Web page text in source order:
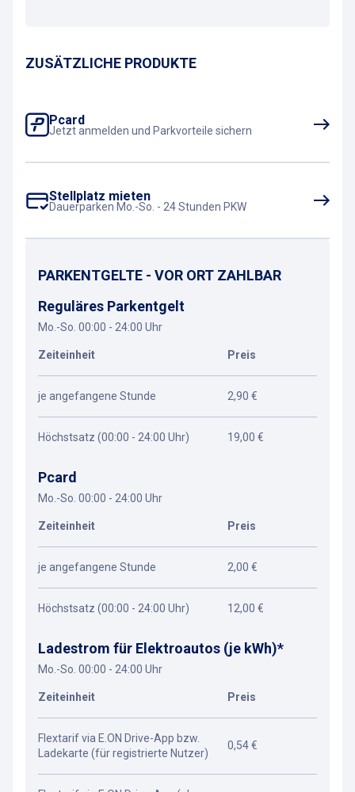
ZUSÄTZLICHE PRODUKTE
Pcard
Jetzt anmelden und Parkvorteile sichern
Stellplatz mieten
Dauerparken Mo.-So. - 24 Stunden PKW
PARKENTGELTE - VOR ORT ZAHLBAR
Reguläres Parkentgelt
Mo.-So. 00:00 - 24:00 Uhr
Zeiteinheit Preis
je angefangene Stunde 2,90 €
Höchstsatz (00:00 - 24:00 Uhr) 19,00 €
Pcard
Mo.-So. 00:00 - 24:00 Uhr
Zeiteinheit Preis
je angefangene Stunde 2,00 €
Höchstsatz (00:00 - 24:00 Uhr) 12,00 €
Ladestrom für Elektroautos (je kWh)*
Mo.-So. 00:00 - 24:00 Uhr
Zeiteinheit Preis
Flextarif via E.ON Drive-App bzw.
Ladekarte (für registrierte Nutzer)
0,54 €